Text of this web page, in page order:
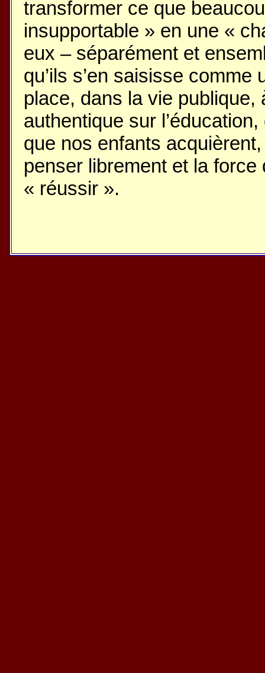
transformer ce que
insupportable » en une «
eux – séparément et
qu’ils s’en saisisse comme
place, dans la vie
authentique sur
que nos enfants
penser librement et la force
« réussir ».